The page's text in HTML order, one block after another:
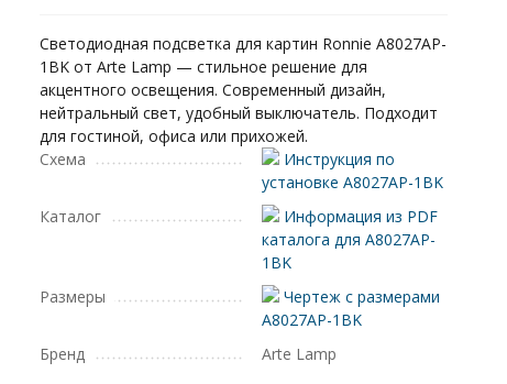
Светодиодная подсветка для картин Ronnie A8027AP-
1BK от Arte Lamp — стильное решение для
акцентного освещения. Современный дизайн,
нейтральный свет, удобный выключатель. Подходит
для гостиной, офиса или прихожей.
Схема
Инструкция по
установке A8027AP-1BK
Каталог
Информация из PDF
каталога для A8027AP-
1BK
Размеры
Чертеж с размерами
A8027AP-1BK
Бренд
Arte Lamp